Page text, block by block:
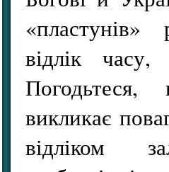
«пластунів»
відлік
викликає
відліком